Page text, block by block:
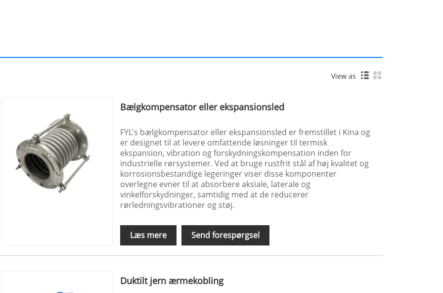
View as
Bælgkompensator eller ekspansionsled
FYL's bælgkompensator eller ekspansionsled er fremstillet i Kina og
er designet til at levere omfattende løsninger til termisk
ekspansion, vibration og forskydningskompensation inden for
industrielle rørsystemer. Ved at bruge rustfrit stål af høj kvalitet og
korrosionsbestandige legeringer viser disse komponenter
overlegne evner til at absorbere aksiale, laterale og
vinkelforskydninger, samtidig med at de reducerer
rørledningsvibrationer og støj.
Læs mere Send forespørgsel
Duktilt jern ærmekobling